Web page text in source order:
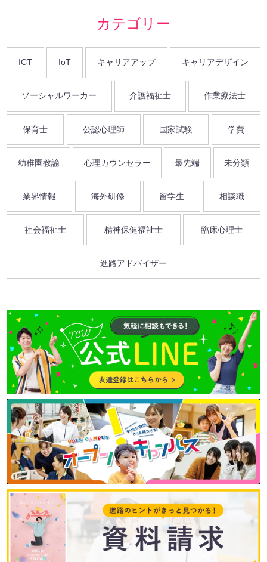
カテゴリー
ICT IoT キャリアアップ キャリアデザイン
ソーシャルワーカー 介護福祉士 作業療法士
保育士 公認心理師 国家試験 学費
幼稚園教諭 心理カウンセラー 最先端 未分類
業界情報 海外研修 留学生 相談職
社会福祉士 精神保健福祉士 臨床心理士
進路アドバイザー